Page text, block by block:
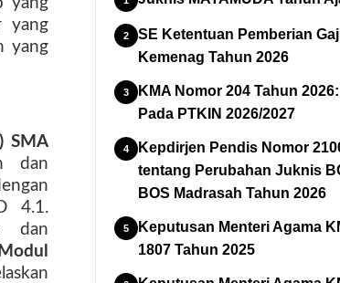
yang
yang
SMA
dan
4.1.
dan
Modul
SE Ketentuan Pemberian
Kemenag Tahun 2026
KMA Nomor 204 Tahun
Pada PTKIN 2026/2027
Kepdirjen Pendis Nomor
tentang Perubahan Juknis
BOS Madrasah Tahun 2026
Keputusan Menteri Agama
1807 Tahun 2025